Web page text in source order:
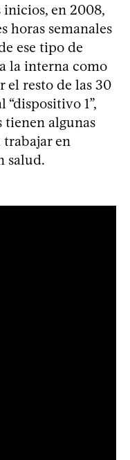
en 2008,
horas semanales
ese tipo de
la interna como
el resto de las 30
1”,
tienen algunas
trabajar en
salud.